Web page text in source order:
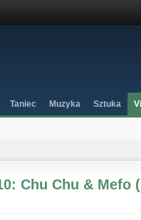
Taniec Muzyka Sztuka
Chu Chu & Mefo